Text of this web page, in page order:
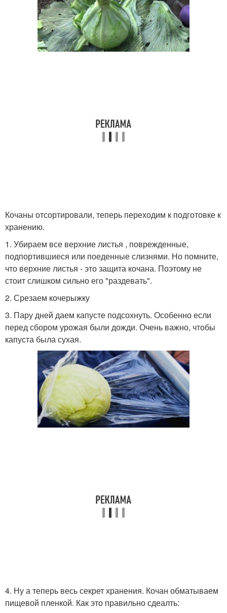
Кочаны отсортировали, теперь переходим к подготовке к
хранению.
1. Убираем все верхние листья , поврежденные,
подпортившиеся или поеденные слизнями. Но помните,
что верхние листья - это защита кочана. Поэтому не
стоит слишком сильно его "раздевать".
2. Срезаем кочерыжку
3. Пару дней даем капусте подсохнуть. Особенно если
перед сбором урожая были дожди. Очень важно, чтобы
капуста была сухая.
4. Ну а теперь весь секрет хранения. Кочан обматываем
пищевой пленкой. Как это правильно сдеалть: